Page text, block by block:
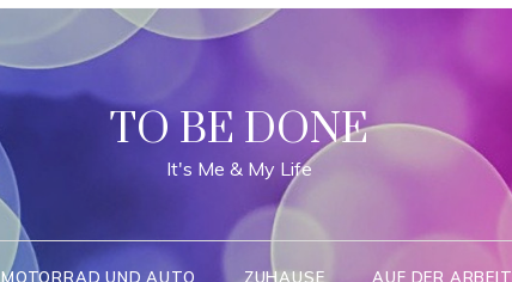
TO BE DONE
It's Me & My Life
MOTORRAD UND AUTO ZUHAUSE AUF DER ARBEIT